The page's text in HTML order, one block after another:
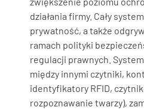
działania firmy. Cały
prywatność, a także
ramach polityki
regulacji prawnych.
między innymi czytniki,
identyfikatory RFID,
rozpoznawanie twarzy),